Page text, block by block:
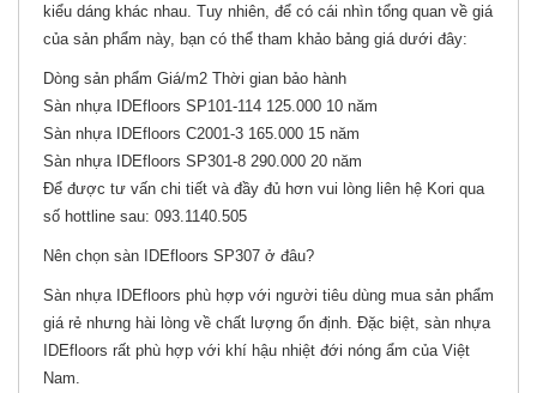
kiểu dáng khác nhau. Tuy nhiên, để có cái nhìn tổng quan về giá
của sản phẩm này, bạn có thể tham khảo bảng giá dưới đây:
Dòng sản phẩm Giá/m2 Thời gian bảo hành
Sàn nhựa IDEfloors SP101-114 125.000 10 năm
Sàn nhựa IDEfloors C2001-3 165.000 15 năm
Sàn nhựa IDEfloors SP301-8 290.000 20 năm
Để được tư vấn chi tiết và đầy đủ hơn vui lòng liên hệ Kori qua
số hottline sau: 093.1140.505
Nên chọn sàn IDEfloors SP307 ở đâu?
Sàn nhựa IDEfloors phù hợp với người tiêu dùng mua sản phẩm
giá rẻ nhưng hài lòng về chất lượng ổn định. Đặc biệt, sàn nhựa
IDEfloors rất phù hợp với khí hậu nhiệt đới nóng ẩm của Việt
Nam.